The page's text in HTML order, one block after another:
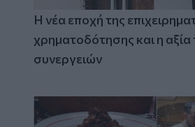
Η νέα εποχή της
χρηματοδότησης και η αξία
συνεργειών